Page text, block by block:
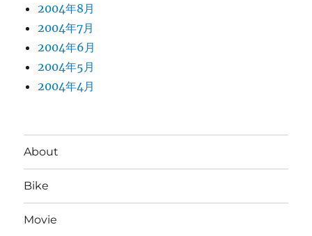
2004年8月
2004年7月
2004年6月
2004年5月
2004年4月
About
Bike
Movie